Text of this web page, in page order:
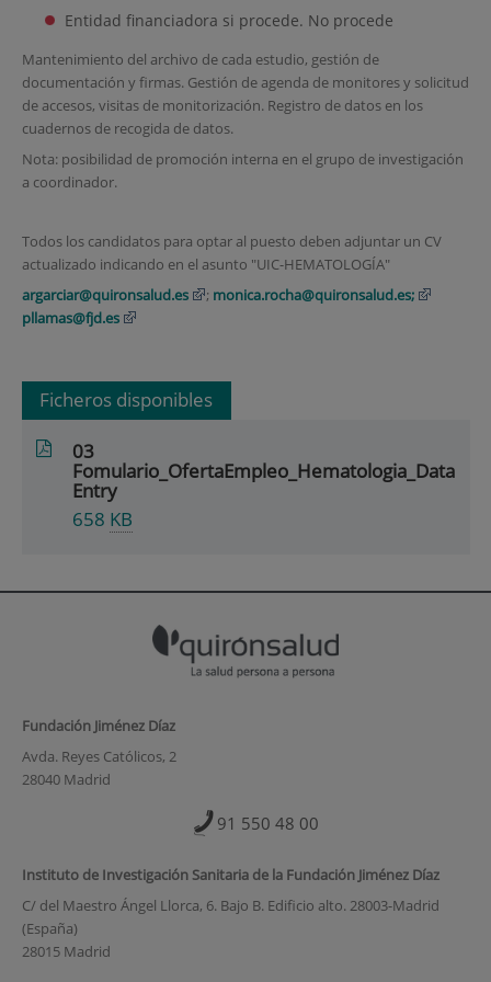
Entidad financiadora si procede. No procede
Mantenimiento del archivo de cada estudio, gestión de
documentación y firmas. Gestión de agenda de monitores y solicitud
de accesos, visitas de monitorización. Registro de datos en los
cuadernos de recogida de datos.
Nota: posibilidad de promoción interna en el grupo de investigación
a coordinador.
Todos los candidatos para optar al puesto deben adjuntar un CV
actualizado indicando en el asunto "UIC-HEMATOLOGÍA"
argarciar@quironsalud.es
; monica.rocha@quironsalud.es;
pllamas@fjd.es
Ficheros disponibles
03
Fomulario_OfertaEmpleo_Hematologia_Data
Entry
658 KB
Fundación Jiménez Díaz
Avda. Reyes Católicos, 2
28040 Madrid
91 550 48 00
Instituto de Investigación Sanitaria de la Fundación Jiménez Díaz
C/ del Maestro Ángel Llorca, 6. Bajo B. Edificio alto. 28003-Madrid
(España)
28015 Madrid